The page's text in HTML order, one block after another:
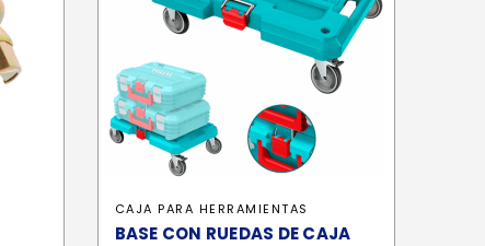
CAJA PARA HERRAMIENTAS
BASE CON RUEDAS DE CAJA